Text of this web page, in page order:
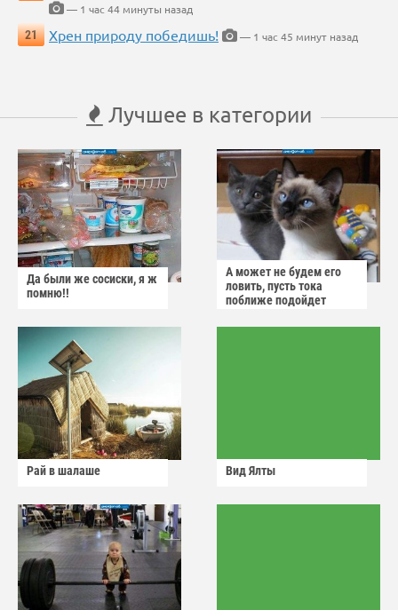
— 1 час 44 минуты назад
21
Хрен природу победишь! — 1 час 45 минут назад
Лучшее в категории
Да были же сосиски, я ж
помню!!
А может не будем его
ловить, пусть тока
поближе подойдет
Рай в шалаше Вид Ялты